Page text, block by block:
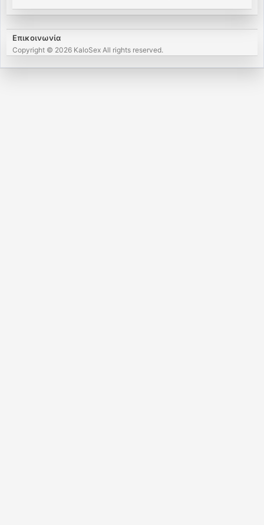
Επικοινωνία
Copyright © 2026 KaloSex All rights reserved.